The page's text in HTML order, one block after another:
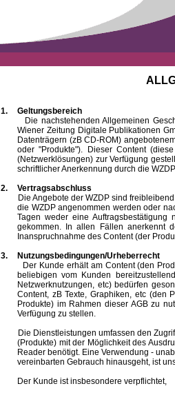
1.
Geltungsbereich
Die nachstehenden Allgemeinen
Wiener Zeitung Digitale Publikationen
Datenträgern (zB CD-ROM)
oder "Produkte"). Dieser Content
(Netzwerklösungen) zur Verfügung
schriftlicher Anerkennung durch die
2.
Vertragsabschluss
Die Angebote der WZDP sind freibleibend.
die WZDP angenommen werden oder
Tagen weder eine
gekommen. In allen Fällen anerkennt
Inanspruchnahme des Content (der
3.
Nutzungsbedingungen/Urheberrecht
Der Kunde erhält am Content (den
beliebigen vom Kunden
Netzwerknutzungen, etc) bedürfen
Content, zB Texte, Graphiken, etc (den
Produkte) im Rahmen dieser AGB zu
Verfügung zu stellen.
Die Dienstleistungen umfassen den Zugriff
(Produkte) mit der Möglichkeit des
Reader benötigt. Eine Verwendung -
vereinbarten Gebrauch hinausgeht, ist
Der Kunde ist insbesondere verpflichtet,